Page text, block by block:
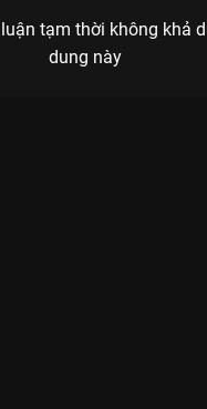
tạm thời không khả
dung này